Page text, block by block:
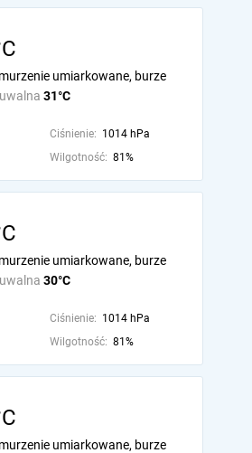
31°C
umiarkowane, burze
Ciśnienie: 1014 hPa
Wilgotność: 81%
30°C
umiarkowane, burze
Ciśnienie: 1014 hPa
Wilgotność: 81%
umiarkowane, burze